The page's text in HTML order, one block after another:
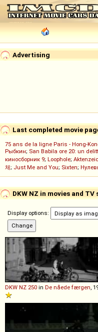
Advertising
Last completed movie
75 ans de la ligne Paris - Hong-
Рыбкин; San Babila ore 20: un
киносборник 9; Loophole;
체; Just Me and You; Sixten;
DKW NZ in movies and TV
Display options:
DKW NZ 250 in De nåede færgen ,